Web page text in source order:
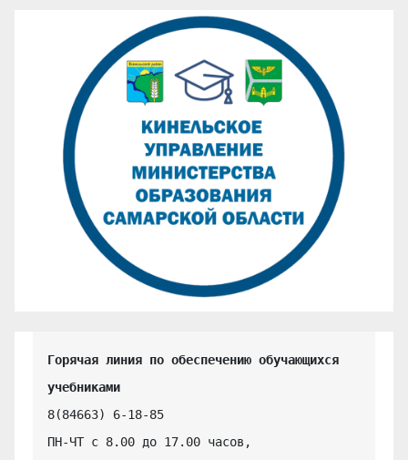
Горячая линия по обеспечению обучающихся
учебниками
8(84663) 6-18-85
ПН-ЧТ с 8.00 до 17.00 часов,